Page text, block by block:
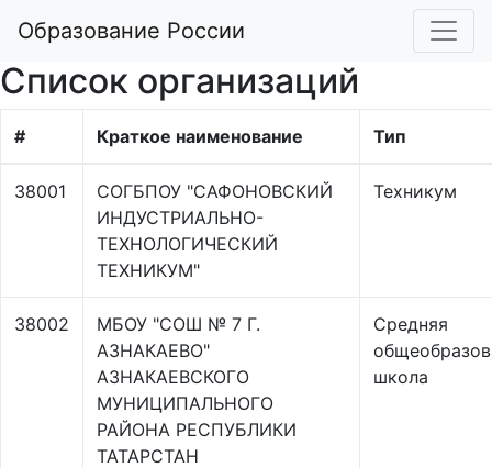
Образование России
Список организаций
# Краткое наименование Тип
38001
СОГБПОУ "САФОНОВСКИЙ
ИНДУСТРИАЛЬНО-
ТЕХНОЛОГИЧЕСКИЙ
ТЕХНИКУМ"
Техникум
38002
МБОУ "СОШ № 7 Г.
АЗНАКАЕВО"
АЗНАКАЕВСКОГО
МУНИЦИПАЛЬНОГО
РАЙОНА РЕСПУБЛИКИ
ТАТАРСТАН
Средняя
школа